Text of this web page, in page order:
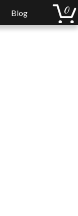
Blog